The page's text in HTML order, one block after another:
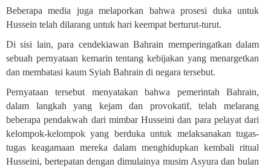
Beberapa media juga melaporkan bahwa prosesi duka untuk
Hussein telah dilarang untuk hari keempat berturut-turut.
Di sisi lain, para cendekiawan Bahrain memperingatkan dalam
sebuah pernyataan kemarin tentang kebijakan yang menargetkan
dan membatasi kaum Syiah Bahrain di negara tersebut.
Pernyataan tersebut menyatakan bahwa pemerintah Bahrain,
dalam langkah yang kejam dan provokatif, telah melarang
beberapa pendakwah dari mimbar Husseini dan para pelayat dari
kelompok-kelompok yang berduka untuk melaksanakan tugas-
tugas keagamaan mereka dalam menghidupkan kembali ritual
Husseini, bertepatan dengan dimulainya musim Asyura dan bulan